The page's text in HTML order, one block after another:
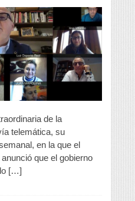
de la
telemática, su
en la que el
que el gobierno
[…]